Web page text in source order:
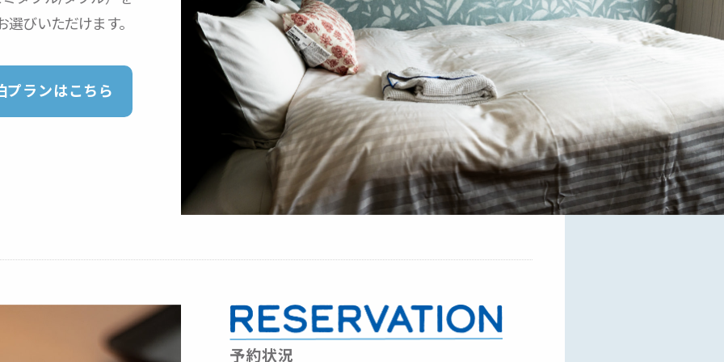
選びいただけます。
プランはこちら
予約状況